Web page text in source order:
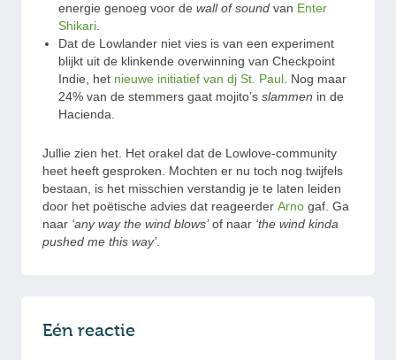
energie genoeg voor de wall of sound van Enter
Shikari
Dat de Lowlander niet vies is van een experiment
blijkt uit de klinkende overwinning van Checkpoint
Indie, het nieuwe initiatief van dj St. Paul . Nog maar
24% van de stemmers gaat mojito’s slammen in de
Hacienda.
Jullie zien het. Het orakel dat de Lowlove-community
heet heeft gesproken. Mochten er nu toch nog twijfels
bestaan, is het misschien verstandig je te laten leiden
door het poëtische advies dat reageerder Arno gaf. Ga
naar ‘any way the wind blows’of naar ‘the wind kinda
pushed me this way’.
Eén reactie